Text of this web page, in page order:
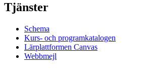
Tjänster
Schema
Kurs- och programkatalogen
Lärplattformen Canvas
Webbmejl